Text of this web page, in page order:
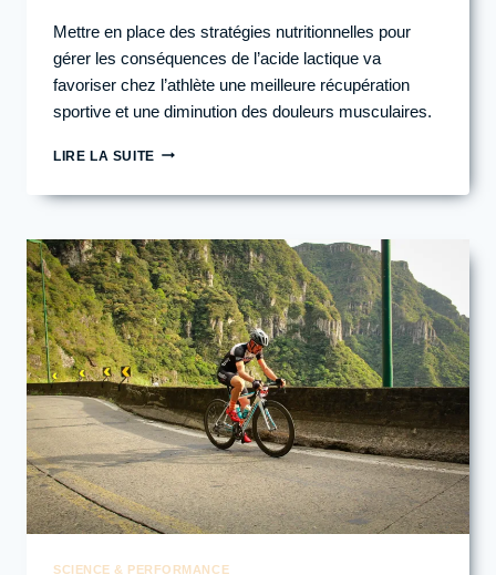
Mettre en place des stratégies nutritionnelles pour
gérer les conséquences de l’acide lactique va
favoriser chez l’athlète une meilleure récupération
sportive et une diminution des douleurs musculaires.
LIRE LA SUITELES
NUTRITIONNELLES
L’ACIDE
LACTIQUE
SCIENCE & PERFORMANCE